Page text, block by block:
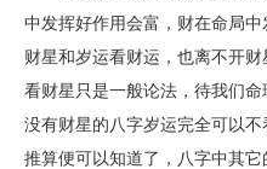
中发挥好作用会富，财在命局
财星和岁运看财运，也离不开
看财星只是一般论法，待我们
没有财星的八字岁运完全可以
推算便可以知道了，八字中其它